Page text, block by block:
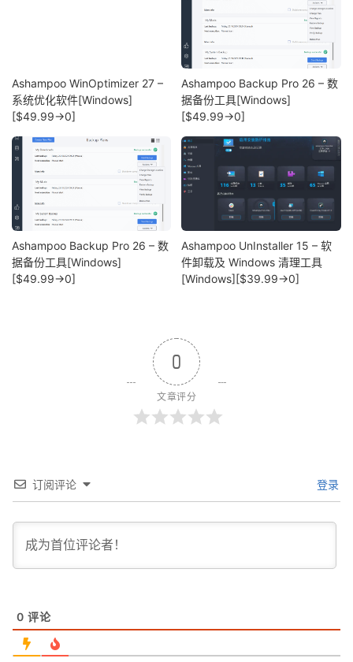
Ashampoo WinOptimizer 27 –
系统优化软件[Windows]
[$49.99→0]
Ashampoo Backup Pro 26 – 数
据备份工具[Windows]
[$49.99→0]
Ashampoo Backup Pro 26 – 数
据备份工具[Windows]
[$49.99→0]
Ashampoo UnInstaller 15 – 软
件卸载及 Windows 清理工具
[Windows][$39.99→0]
0
文章评分
订阅评论 登录
0 评论